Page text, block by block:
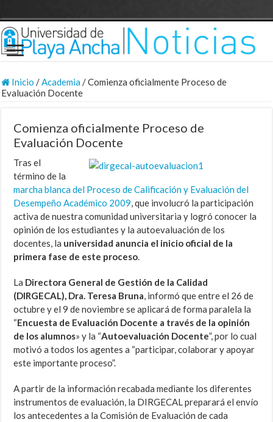
Inicio /Academia/Comienza oficialmente Proceso de
Evaluación Docente
Comienza oficialmente Proceso de
Evaluación Docente
Tras el
término de la
marcha blanca del Proceso de Calificación y Evaluación del
Desempeño Académico 2009, que involucró la participación
activa de nuestra comunidad universitaria y logró conocer la
opinión de los estudiantes y la autoevaluación de los
docentes, la universidad anuncia el inicio oficial de la
primera fase de este proceso.
La Directora General de Gestión de la Calidad
(DIRGECAL), Dra. Teresa Bruna, informó que entre el 26 de
octubre y el 9 de noviembre se aplicará de forma paralela la
“Encuesta de Evaluación Docente a través de la opinión
de los alumnos» y la “Autoevaluación Docente”, por lo cual
motivó a todos los agentes a “participar, colaborar y apoyar
este importante proceso”.
A partir de la información recabada mediante los diferentes
instrumentos de evaluación, la DIRGECAL preparará el envío
los antecedentes a la Comisión de Evaluación de cada